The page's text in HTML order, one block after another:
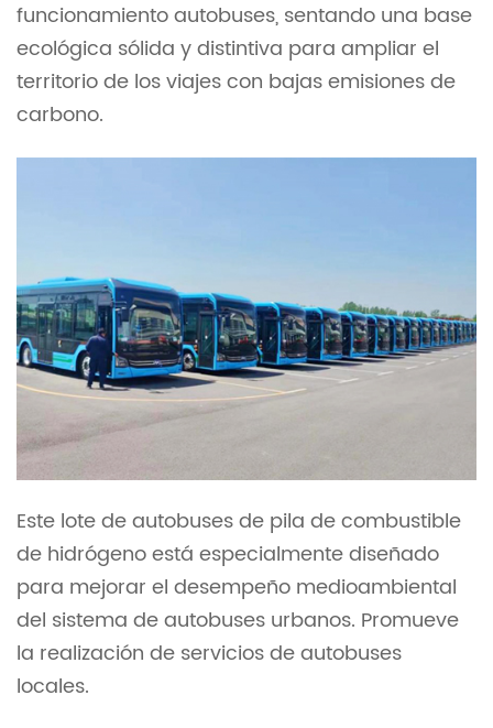
funcionamiento autobuses, sentando una base
ecológica sólida y distintiva para ampliar el
territorio de los viajes con bajas emisiones de
carbono.
Este lote de autobuses de pila de combustible
de hidrógeno está especialmente diseñado
para mejorar el desempeño medioambiental
del sistema de autobuses urbanos. Promueve
la realización de servicios de autobuses
locales.